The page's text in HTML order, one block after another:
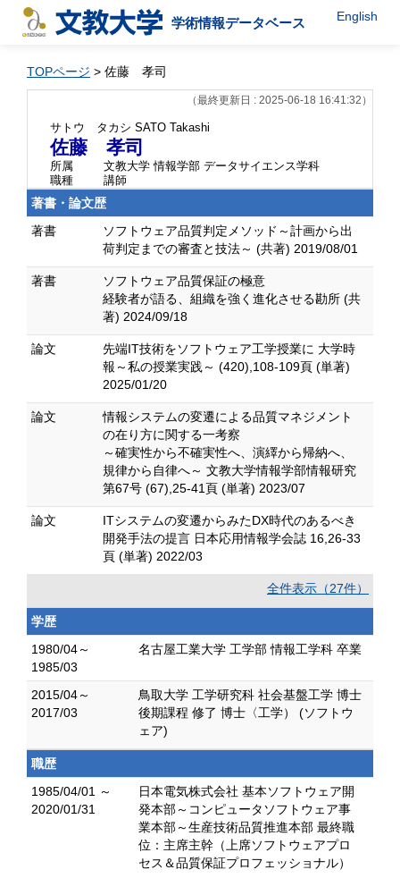
学術情報データベース English
TOPページ > 佐藤 孝司
（最終更新日 : 2025-06-18 16:41:32）
サトウ タカシ SATO Takashi
佐藤 孝司
所属
文教大学 情報学部 データサイエンス学科
職種
講師
著書・論文歴
著書
ソフトウェア品質判定メソッド～計画から出
荷判定までの審査と技法～ (共著) 2019/08/01
著書
ソフトウェア品質保証の極意
経験者が語る、組織を強く進化させる勘所 (共
著) 2024/09/18
論文
先端IT技術をソフトウェア工学授業に 大学時
報～私の授業実践～ (420),108-109頁 (単著)
2025/01/20
論文
情報システムの変遷による品質マネジメント
の在り方に関する一考察
～確実性から不確実性へ、演繹から帰納へ、
規律から自律へ～ 文教大学情報学部情報研究
第67号 (67),25-41頁 (単著) 2023/07
論文
ITシステムの変遷からみたDX時代のあるべき
開発手法の提言 日本応用情報学会誌 16,26-33
頁 (単著) 2022/03
全件表示（27件）
学歴
1980/04～
1985/03
名古屋工業大学 工学部 情報工学科 卒業
2015/04～
2017/03
鳥取大学 工学研究科 社会基盤工学 博士
後期課程 修了 博士〈工学） (ソフトウ
ェア)
職歴
1985/04/01 ～
2020/01/31
日本電気株式会社 基本ソフトウェア開
発本部～コンピュータソフトウェア事
業本部～生産技術品質推進本部 最終職
位：主席主幹（上席ソフトウェアプロ
セス＆品質保証プロフェッショナル）